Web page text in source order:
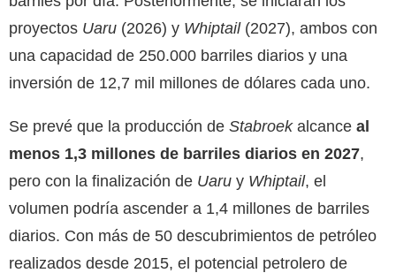
proyectos Uaru (2026) y Whiptail (2027), ambos con
una capacidad de 250.000 barriles diarios y una
inversión de 12,7 mil millones de dólares cada uno.
Se prevé que la producción de Stabroek alcance al
menos 1,3 millones de barriles diarios en 2027,
pero con la finalización de Uaru y Whiptail, el
volumen podría ascender a 1,4 millones de barriles
diarios. Con más de 50 descubrimientos de petróleo
realizados desde 2015, el potencial petrolero de